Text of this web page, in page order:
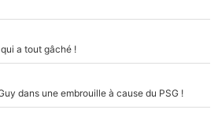
a tout gâché !
dans une embrouille à cause du PSG !